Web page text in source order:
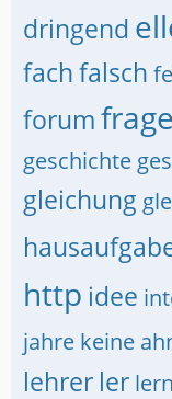
dringend
fachfalsch
forumfrage
geschichte
gleichung
http idee
jahre keine
lehrer ler